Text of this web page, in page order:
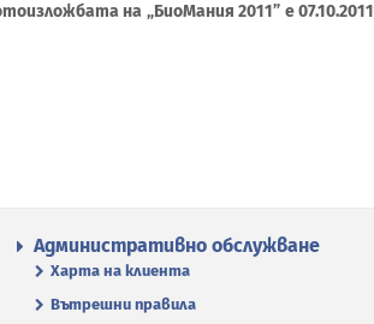
на „БиоМания 2011” е 07.10.2011
Административно обслужване
Харта на клиента
Вътрешни правила